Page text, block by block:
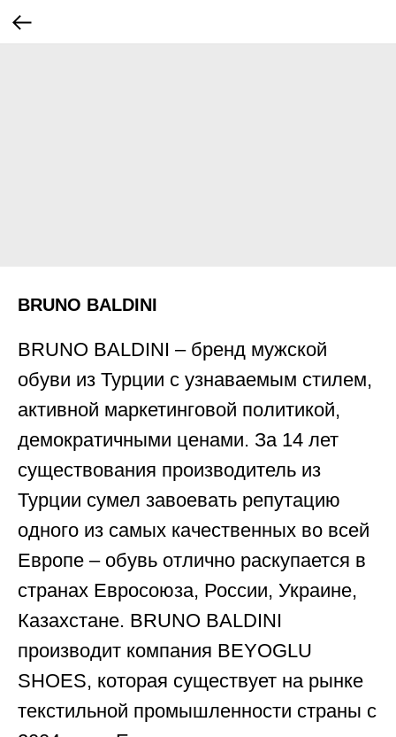
BRUNO BALDINI
BRUNO BALDINI – бренд мужской
обуви из Турции с узнаваемым стилем,
активной маркетинговой политикой,
демократичными ценами. За 14 лет
существования производитель из
Турции сумел завоевать репутацию
одного из самых качественных во всей
Европе – обувь отлично раскупается в
странах Евросоюза, России, Украине,
Казахстане. BRUNO BALDINI
производит компания BEYOGLU
SHOES, которая существует на рынке
текстильной промышленности страны с